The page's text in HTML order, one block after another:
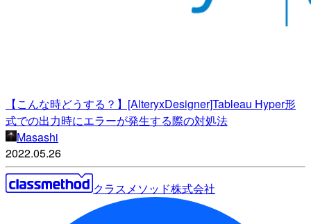
【こんな時どうする？】[AlteryxDesigner]Tableau Hyper形
式での出力時にエラーが発生する際の対処法
Masashi
2022.05.26
クラスメソッド株式会社